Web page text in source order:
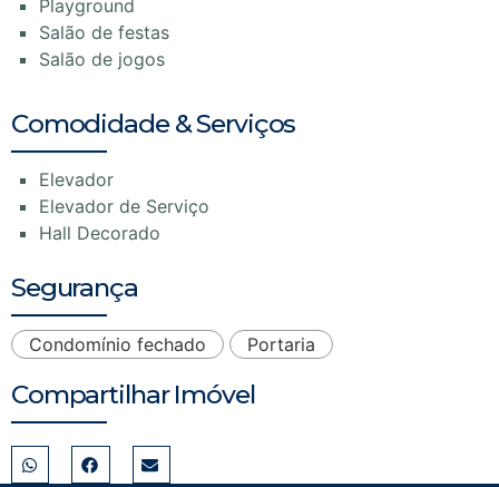
Playground
Salão de festas
Salão de jogos
Comodidade & Serviços
Elevador
Elevador de Serviço
Hall Decorado
Segurança
Condomínio fechado Portaria
Compartilhar Imóvel